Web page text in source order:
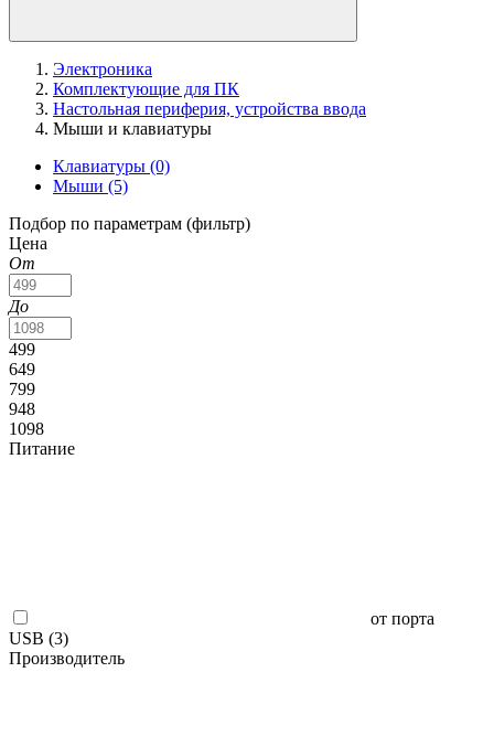
Электроника
Комплектующие для ПК
Настольная периферия, устройства ввода
Мыши и клавиатуры
Клавиатуры (0)
Мыши (5)
Подбор по параметрам (фильтр)
Цена
От
До
499
649
799
948
1098
Питание
от порта
USB (3)
Производитель